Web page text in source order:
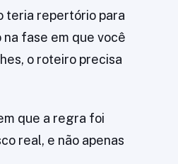
teria repertório para
fase em que você
o roteiro precisa
que a regra foi
real, e não apenas